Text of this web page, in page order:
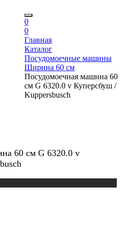
0
0
Главная
Каталог
Посудомоечные машины
Ширина 60 см
Посудомоечная машина 60
см G 6320.0 v Куперсбуш /
Kuppersbusch
60 см G 6320.0 v